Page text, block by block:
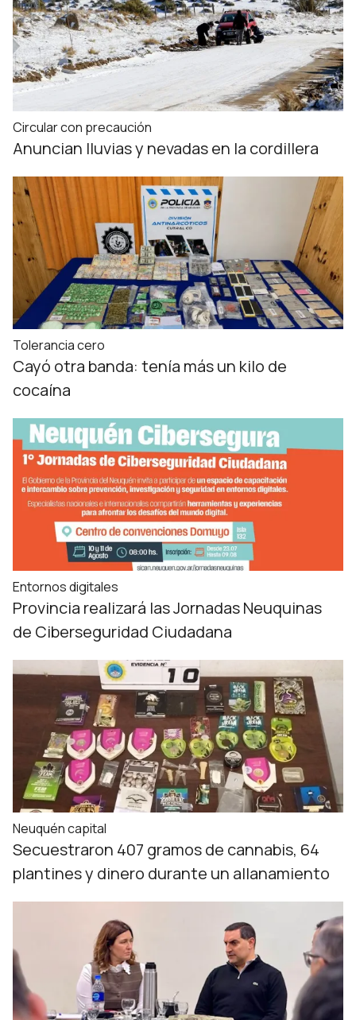
Circular con precaución
Anuncian lluvias y nevadas en la cordillera
Tolerancia cero
Cayó otra banda: tenía más un kilo de
cocaína
Entornos digitales
Provincia realizará las Jornadas Neuquinas
de Ciberseguridad Ciudadana
Neuquén capital
Secuestraron 407 gramos de cannabis, 64
plantines y dinero durante un allanamiento